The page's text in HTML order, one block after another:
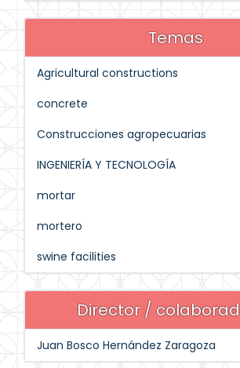
Temas
Agricultural constructions
concrete
Construcciones agropecuarias
INGENIERÍA Y TECNOLOGÍA
mortar
mortero
swine facilities
Director /
Juan Bosco Hernández Zaragoza